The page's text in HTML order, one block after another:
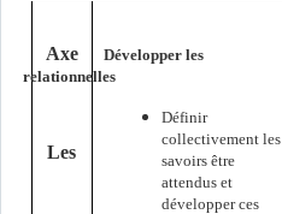
Axe
Les
Développer les
relationnelles
Définir
collectivement les
savoirs être
attendus et
développer ces